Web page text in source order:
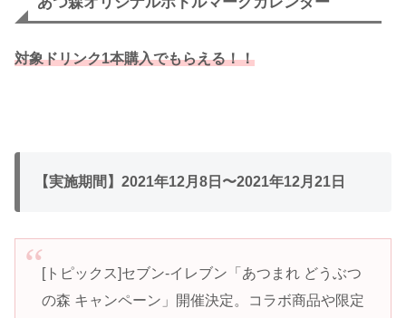
対象ドリンク1本購入でもらえる！！
【実施期間】2021年12月8日〜2021年12月21日
[トピックス]セブン‐イレブン「あつまれ どうぶつ
の森 キャンペーン」開催決定。コラボ商品や限定